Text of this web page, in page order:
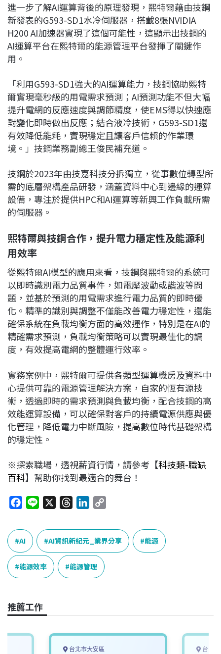
進一步了解AI運算背後的原理發現，熙特爾藉由技鋼
新發表的G593-SD1水冷伺服器，搭載8張NVIDIA
H200 AI加速器實現了這個可能性，這顯示出技鋼的
AI運算平台在熙特爾的能源管理平台發揮了關鍵作
用。
「利用G593-SD1強大的AI運算能力，技鋼協助熙特
爾實現毫秒級的用電需求預測；AI預測功能不但大幅
提升電網的反應速度與調節精度，使EMS得以快速應
對變化即時做出反應；結合液冷技術，G593-SD1還
有效降低能耗，實現穩定且讓客戶信賴的作業環
境。」技鋼業務副總王俊民補充道。
技鋼於2023年由技嘉科技分拆獨立，從事數位轉型所
需的底層架構產品研發，涵蓋資料中心到邊緣的運算
設備，專注於提供HPC和AI運算等新興工作負載所需
的伺服器。
熙特爾與技鋼合作，提升電力穩定性及能源利
用效率
從熙特爾AI模型的應用來看，技鋼與熙特爾的系統可
以即時識別電力品質事件，如電壓波動或諧波等問
題，並基於預測的用電需求進行電力品質的即時優
化。精準的識別與調整不僅能改善電力穩定性，還能
確保系統在負載均衡方面的高效運作，特別是在AI的
精確需求預測，負載均衡策略可以實現最佳化的調
度，有效提高電網的整體運行效率。
實務案例中，熙特爾可提供各類型運算機房及資料中
心提供可靠的電源管理解決方案，自家的恆有源技
術，透過即時的需求預測與負載均衡，配合技鋼的高
效能運算設備，可以確保對客戶的持續電源供應與優
化管理，降低電力中斷風險，提高數位時代基礎架構
的穩定性。
※探索職場，透視薪資行情，請參考【科技類-職缺
百科】幫助你找到最適合的舞台！
c
e
b
o
o
n
r
e
a
d
s
n
k
e
d
I
p
y
L
AI AI資訊新紀元_業界分享 能源
能源效率 能源管理
推薦工作
台北市大安區 台中